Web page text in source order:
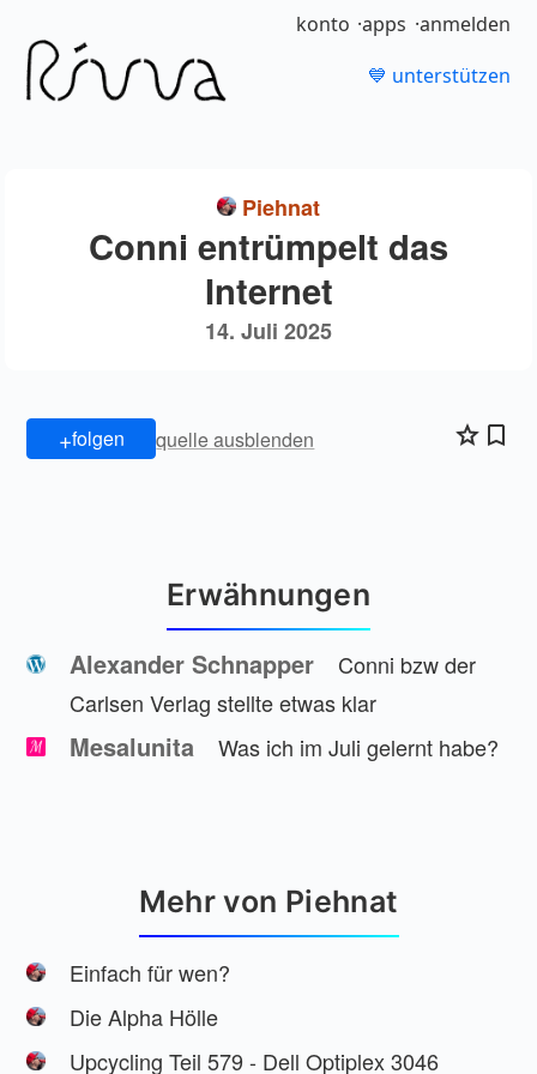
konto apps anmelden
💙 unterstützen
Piehnat
Conni entrümpelt das
Internet
14. Juli 2025
+folgen quelle ausblenden
Erwähnungen
Alexander Schnapper
Conni bzw der
Carlsen Verlag stellte etwas klar
Mesalunita Was ich im Juli gelernt habe?
Mehr von Piehnat
Einfach für wen?
Die Alpha Hölle
Upcycling Teil 579 - Dell Optiplex 3046